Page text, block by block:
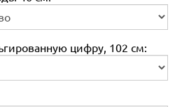
цифру, 102 см: